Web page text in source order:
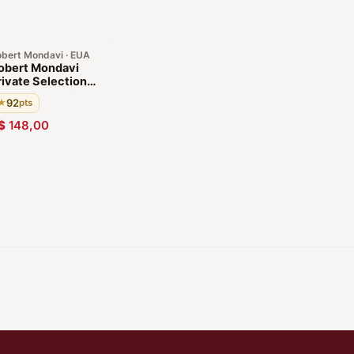
Mondavi · EUA
Mondavi
Selection
Sauvignon
92pts
148,00